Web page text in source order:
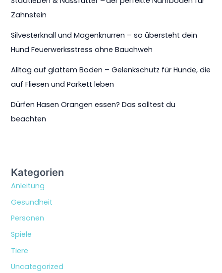
Zahnstein
Silvesterknall und Magenknurren – so übersteht dein
Hund Feuerwerksstress ohne Bauchweh
Alltag auf glattem Boden – Gelenkschutz für Hunde, die
auf Fliesen und Parkett leben
Dürfen Hasen Orangen essen? Das solltest du
beachten
Kategorien
Anleitung
Gesundheit
Personen
Spiele
Tiere
Uncategorized